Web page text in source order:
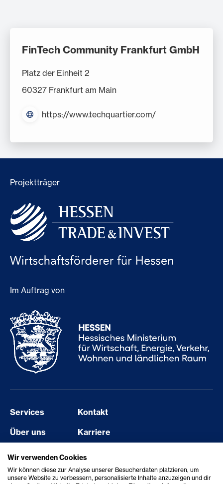
FinTech Community Frankfurt GmbH
Platz der Einheit 2
60327 Frankfurt am Main
https://www.techquartier.com/
Projektträger
Im Auftrag von
Services
Kontakt
Über uns
Karriere
Events
Barriere melden
Aktuelles
Erklärung zur Barrierefreiheit
Wir verwenden Cookies
Wir können diese zur Analyse unserer Besucherdaten platzieren, um
unsere Website zu verbessern, personalisierte Inhalte anzuzeigen und dir